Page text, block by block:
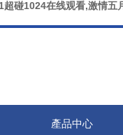
碰1024在线观看,激情
產品中心